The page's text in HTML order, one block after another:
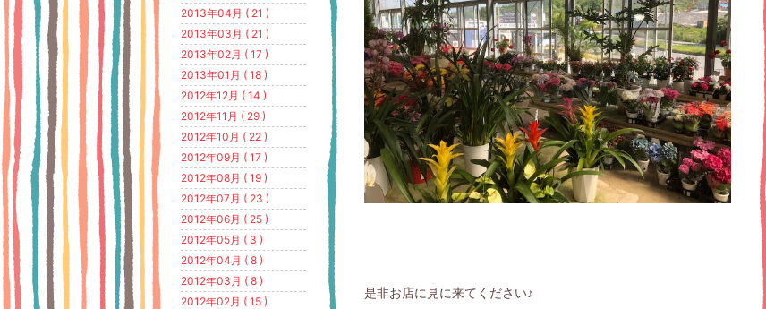
是非お店に見に来てください♪
2013年04月 ( 21 )
2013年03月 ( 21 )
2013年02月 ( 17 )
2013年01月 ( 18 )
2012年12月 ( 14 )
2012年11月 ( 29 )
2012年10月 ( 22 )
2012年09月 ( 17 )
2012年08月 ( 19 )
2012年07月 ( 23 )
2012年06月 ( 25 )
2012年05月 ( 3 )
2012年04月 ( 8 )
2012年03月 ( 8 )
2012年02月 ( 15 )